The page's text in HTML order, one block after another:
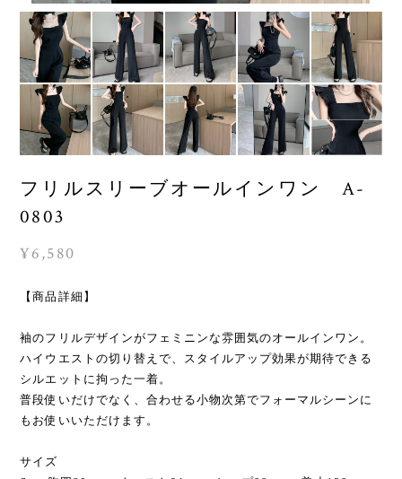
フリルスリーブオールインワン A-
0803
¥6,580
【商品詳細】
袖のフリルデザインがフェミニンな雰囲気のオールインワン。
ハイウエストの切り替えで、スタイルアップ効果が期待できる
シルエットに拘った一着。
普段使いだけでなく、合わせる小物次第でフォーマルシーンに
もお使いいただけます。
サイズ